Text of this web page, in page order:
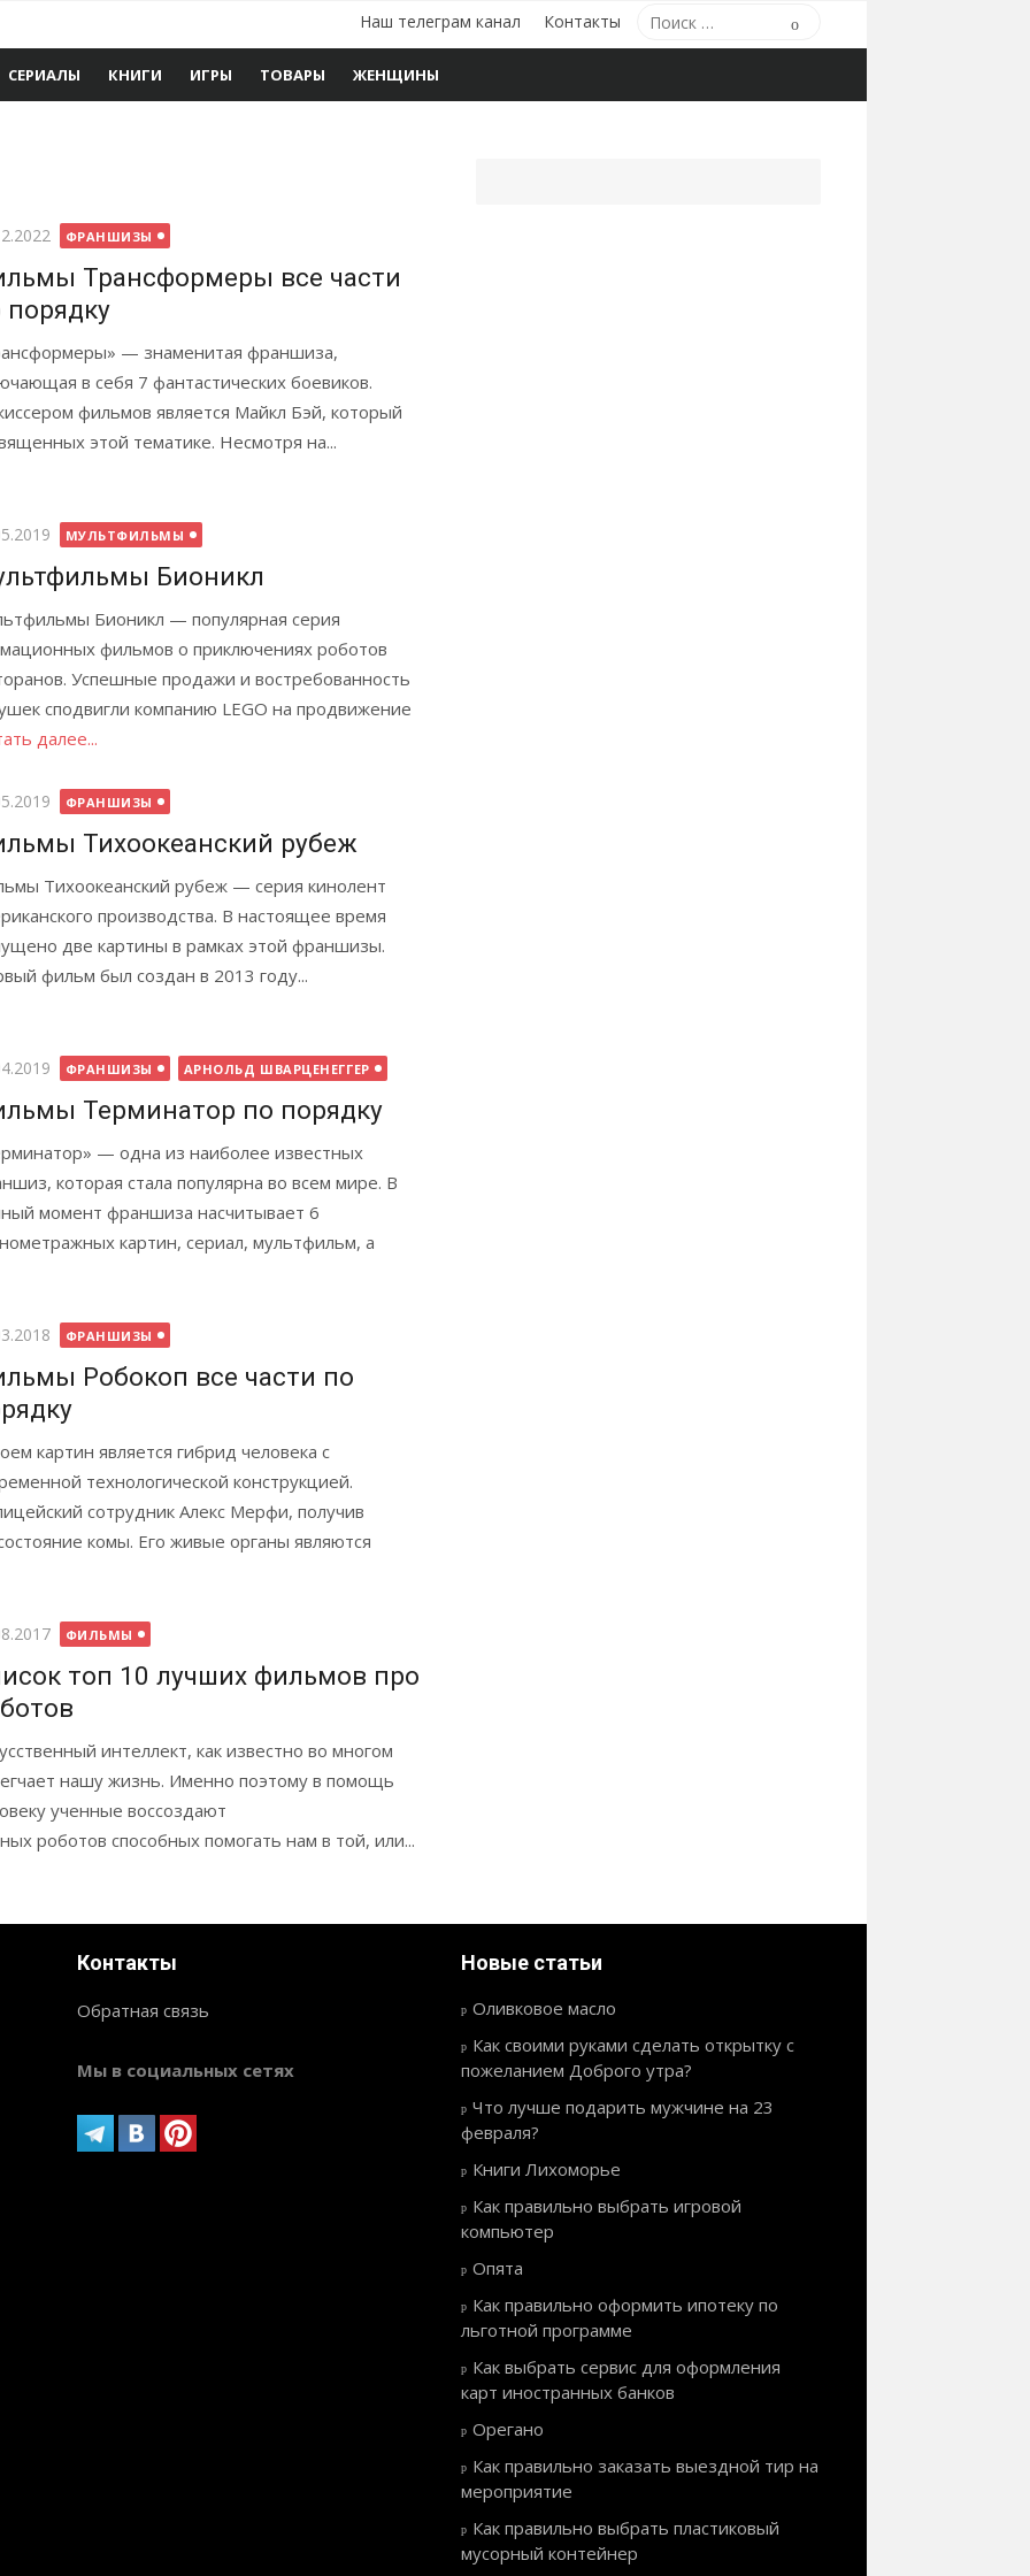
Поиск
по:
Наш телеграм канал Контакты
СЕРИАЛЫ КНИГИ ИГРЫ ТОВАРЫ ЖЕНЩИНЫ
ФРАНШИЗЫ
Трансформеры все части
порядку
— знаменитая франшиза,
в себя 7 фантастических боевиков.
фильмов является Майкл Бэй, который
этой тематике. Несмотря на...
МУЛЬТФИЛЬМЫ
Бионикл
Бионикл — популярная серия
фильмов о приключениях роботов
Успешные продажи и востребованность
сподвигли компанию LEGO на продвижение
далее...
ФРАНШИЗЫ
Тихоокеанский рубеж
Тихоокеанский рубеж — серия кинолент
производства. В настоящее время
две картины в рамках этой франшизы.
фильм был создан в 2013 году...
ФРАНШИЗЫ АРНОЛЬД ШВАРЦЕНЕГГЕР
Терминатор по порядку
— одна из наиболее известных
которая стала популярна во всем мире. В
момент франшиза насчитывает 6
картин, сериал, мультфильм, а
ФРАНШИЗЫ
Робокоп все части по
картин является гибрид человека с
технологической конструкцией.
сотрудник Алекс Мерфи, получив
комы. Его живые органы являются
ФИЛЬМЫ
топ 10 лучших фильмов про
интеллект, как известно во многом
нашу жизнь. Именно поэтому в помощь
ученные воссоздают
роботов способных помогать нам в той, или...
Контакты
Обратная связь
Мы в социальных сетях
Новые статьи
Оливковое масло
Как своими руками сделать открытку с
пожеланием Доброго утра?
Что лучше подарить мужчине на 23
февраля?
Книги Лихоморье
Как правильно выбрать игровой
компьютер
Опята
Как правильно оформить ипотеку по
льготной программе
Как выбрать сервис для оформления
карт иностранных банков
Орегано
Как правильно заказать выездной тир на
мероприятие
Как правильно выбрать пластиковый
мусорный контейнер